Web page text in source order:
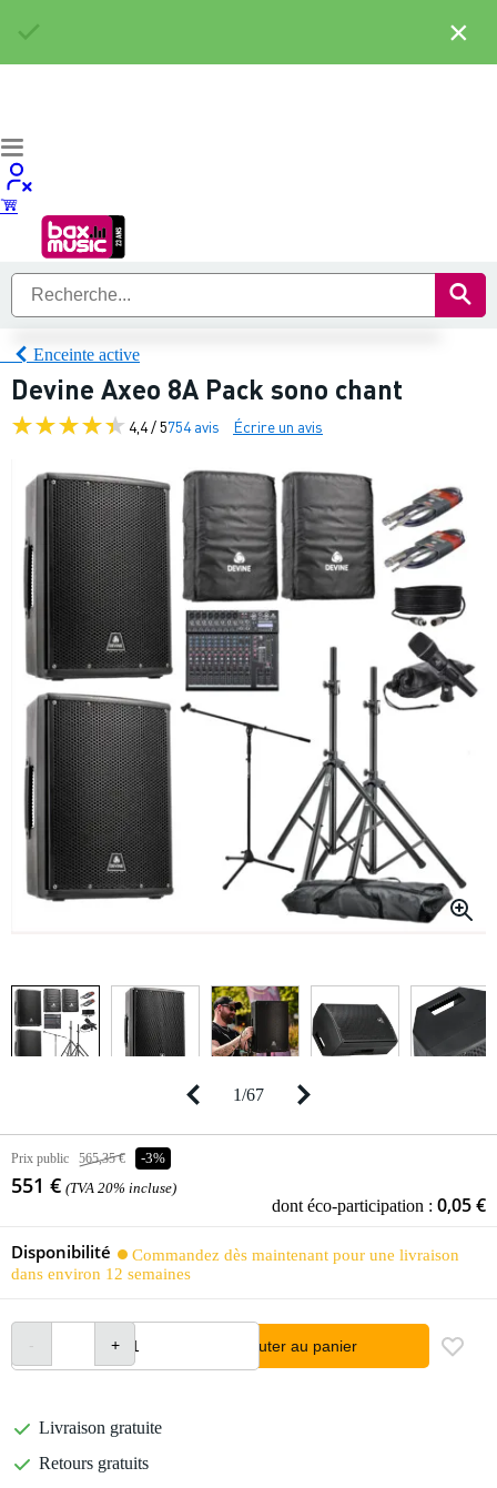
Enceinte active
Devine Axeo 8A Pack sono chant
4,4 / 5754 avis Écrire un avis
1/67
Prix public 565,35 € -3%
551 € (TVA 20% incluse)
dont éco-participation : 0,05 €
Disponibilité
Commandez dès maintenant pour une livraison
dans environ 12 semaines
Ajouter au panier
Livraison gratuite
Retours gratuits
×